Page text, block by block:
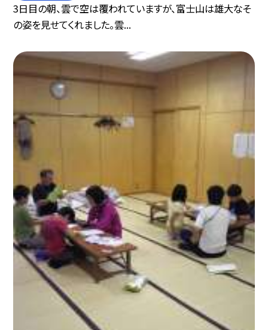
3日目の朝、雲で空は覆われていますが、富士山は雄大なそ
の姿を見せてくれました。雲...